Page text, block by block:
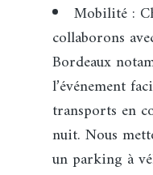
Mobilité :
collaborons
Bordeaux
l’événement
transports en
nuit. Nous
un parking à